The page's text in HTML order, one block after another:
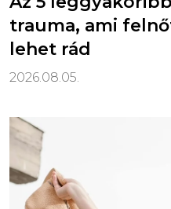
trauma, ami
lehet rád
2026.08.05.